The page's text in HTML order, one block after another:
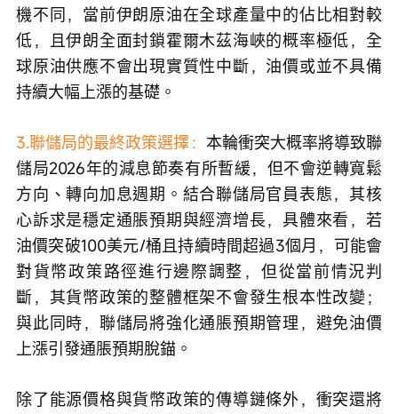
機不同，當前伊朗原油在全球產量中的佔比相對較
低，且伊朗全面封鎖霍爾木茲海峽的概率極低，全
球原油供應不會出現實質性中斷，油價或並不具備
持續大幅上漲的基礎。
3.聯儲局的最終政策選擇： 本輪衝突大概率將導致聯
儲局2026年的減息節奏有所暫緩，但不會逆轉寬鬆
方向、轉向加息週期。結合聯儲局官員表態，其核
心訴求是穩定通脹預期與經濟增長，具體來看，若
油價突破100美元/桶且持續時間超過3個月，可能會
對貨幣政策路徑進行邊際調整，但從當前情況判
斷，其貨幣政策的整體框架不會發生根本性改變；
與此同時，聯儲局將強化通脹預期管理，避免油價
上漲引發通脹預期脫錨。
除了能源價格與貨幣政策的傳導鏈條外，衝突還將